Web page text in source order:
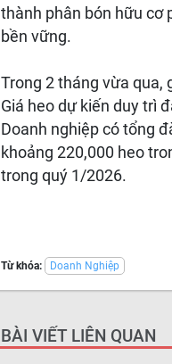
thành phân bón hữu cơ
bền vững.
Trong 2 tháng vừa qua,
Giá heo dự kiến duy trì
Doanh nghiệp có tổng
khoảng 220,000 heo
trong quý 1/2026.
Từ khóa: Doanh Nghiệp
BÀI VIẾT LIÊN QUAN